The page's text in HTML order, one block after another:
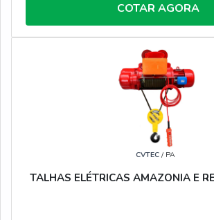
COTAR AGORA
CVTEC/ PA
TALHAS ELÉTRICAS AMAZONIA E